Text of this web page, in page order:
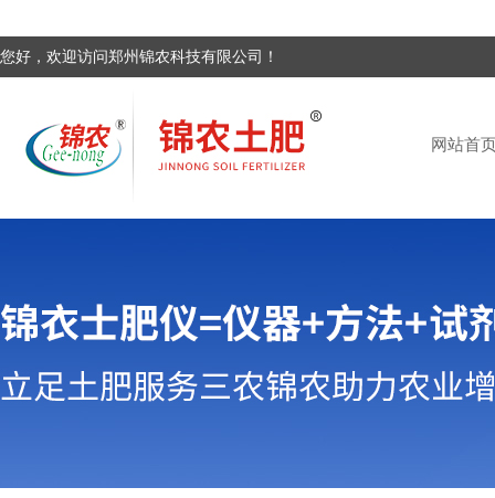
您好，欢迎访问郑州锦农科技有限公司！
网站首